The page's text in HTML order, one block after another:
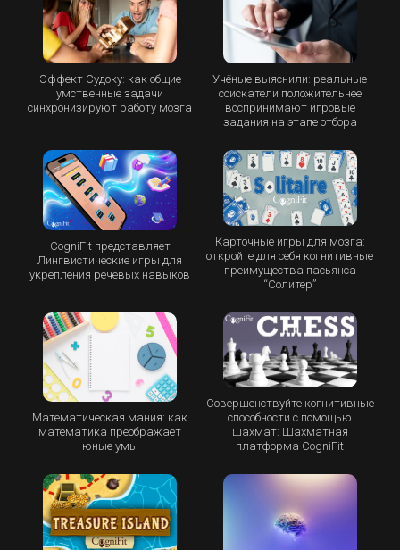
Эффект Судоку: как общие
умственные задачи
синхронизируют работу мозга
Учёные выяснили: реальные
соискатели положительнее
воспринимают игровые
задания на этапе отбора
CogniFit представляет
Лингвистические игры для
укрепления речевых навыков
Карточные игры для мозга:
откройте для себя когнитивные
преимущества пасьянса
“Cолитер”
Математическая мания: как
математика преображает
юные умы
Совершенствуйте когнитивные
способности с помощью
шахмат: Шахматная
платформа CogniFit